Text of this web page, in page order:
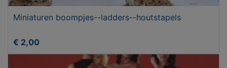
Miniaturen boompjes--ladders--houtstapels
€ 2,00